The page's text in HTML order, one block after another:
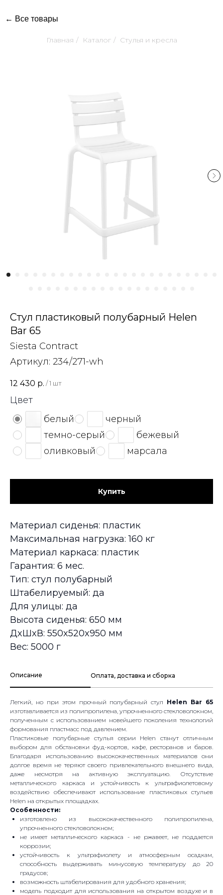
← Все товары
Главная / Каталог / Стулья и кресла
Стул пластиковый полубарный Helen
Bar 65
Siesta Contract
Артикул: 234/271-wh
12 430 р. / 1 шт
Цвет
белый
черный
темно-серый
бежевый
оливковый
марсала
Купить
Материал сиденья: пластик
Максимальная нагрузка: 160 кг
Материал каркаса: пластик
Гарантия: 6 мес.
Тип: стул полубарный
Штабелируемый: да
Для улицы: да
Высота сиденья: 650 мм
ДxШxВ: 550x520x950 мм
Вес: 5000 г
Описание Оплата, доставка и сборка
Легкий, но при этом прочный полубарный стул Helen Bar 65
изготавливается из полипропилена, упрочненного стекловолокном,
полученным с использованием новейшего поколения технологий
формования пластмасс под давлением.
Пластиковые полубарные стулья серии Helen станут отличным
выбором для обстановки фуд-кортов, кафе, ресторанов и баров.
Благодаря использованию высококачественных материалов они
долгое время не теряют своего привлекательного внешнего вида,
даже несмотря на активную эксплуатацию. Отсутствие
металлического каркаса и устойчивость к ультрафиолетовому
воздействию обеспечивают использование пластиковых стульев
Helen на открытых площадках.
Особенности:
изготовлено из высококачественного полипропилена,
упрочненного стекловолокном;
не имеет металлического каркаса - не ржавеет, не поддается
коррозии;
устойчивость к ультрафиолету и атмосферным осадкам,
способность выдерживать минусовую температуру до 20
градусов;
возможность штабелирования для удобного хранения;
модель подходит для использования на открытом воздухе и в